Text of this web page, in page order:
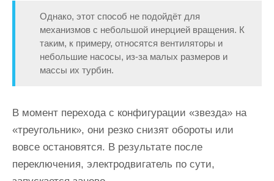
Однако, этот способ не подойдёт для
механизмов с небольшой инерцией вращения. К
таким, к примеру, относятся вентиляторы и
небольшие насосы, из-за малых размеров и
массы их турбин.
В момент перехода с конфигурации «звезда» на
«треугольник», они резко снизят обороты или
вовсе остановятся. В результате после
переключения, электродвигатель по сути,